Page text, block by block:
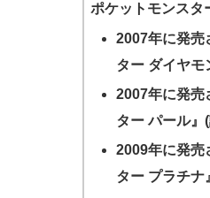
ポケットモンスタ
2007年に発売
ター ダイヤ
2007年に発売
ター パール
2009年に発売
ター プラチ